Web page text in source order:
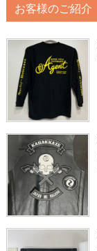
お客様のご紹介